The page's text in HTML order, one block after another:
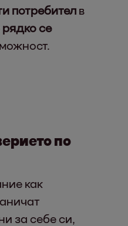
потребител в
рядко се
по
как
за себе си,